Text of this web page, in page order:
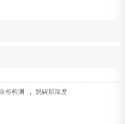
相检测 , 脱碳层深度